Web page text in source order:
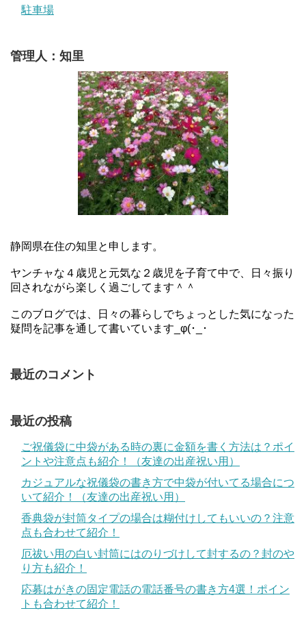
駐車場
管理人：知里
静岡県在住の知里と申します。
ヤンチャな４歳児と元気な２歳児を子育て中で、日々振り
回されながら楽しく過ごしてます＾＾
このブログでは、日々の暮らしでちょっとした気になった
疑問を記事を通して書いています_φ(･_･
最近のコメント
最近の投稿
ご祝儀袋に中袋がある時の裏に金額を書く方法は？ポイ
ントや注意点も紹介！（友達の出産祝い用）
カジュアルな祝儀袋の書き方で中袋が付いてる場合につ
いて紹介！（友達の出産祝い用）
香典袋が封筒タイプの場合は糊付けしてもいいの？注意
点も合わせて紹介！
厄祓い用の白い封筒にはのりづけして封するの？封のや
り方も紹介！
応募はがきの固定電話の電話番号の書き方4選！ポイン
トも合わせて紹介！